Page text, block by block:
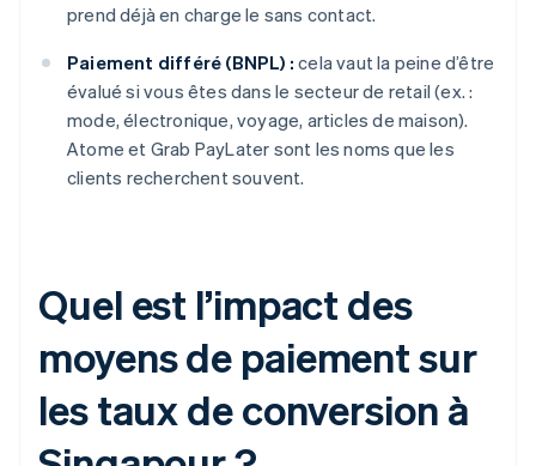
prend déjà en charge le sans contact.
Paiement différé (BNPL) : cela vaut la peine d’être
évalué si vous êtes dans le secteur de retail (ex. :
mode, électronique, voyage, articles de maison).
Atome et Grab PayLater sont les noms que les
clients recherchent souvent.
Quel est l’impact des
moyens de paiement sur
les taux de conversion à